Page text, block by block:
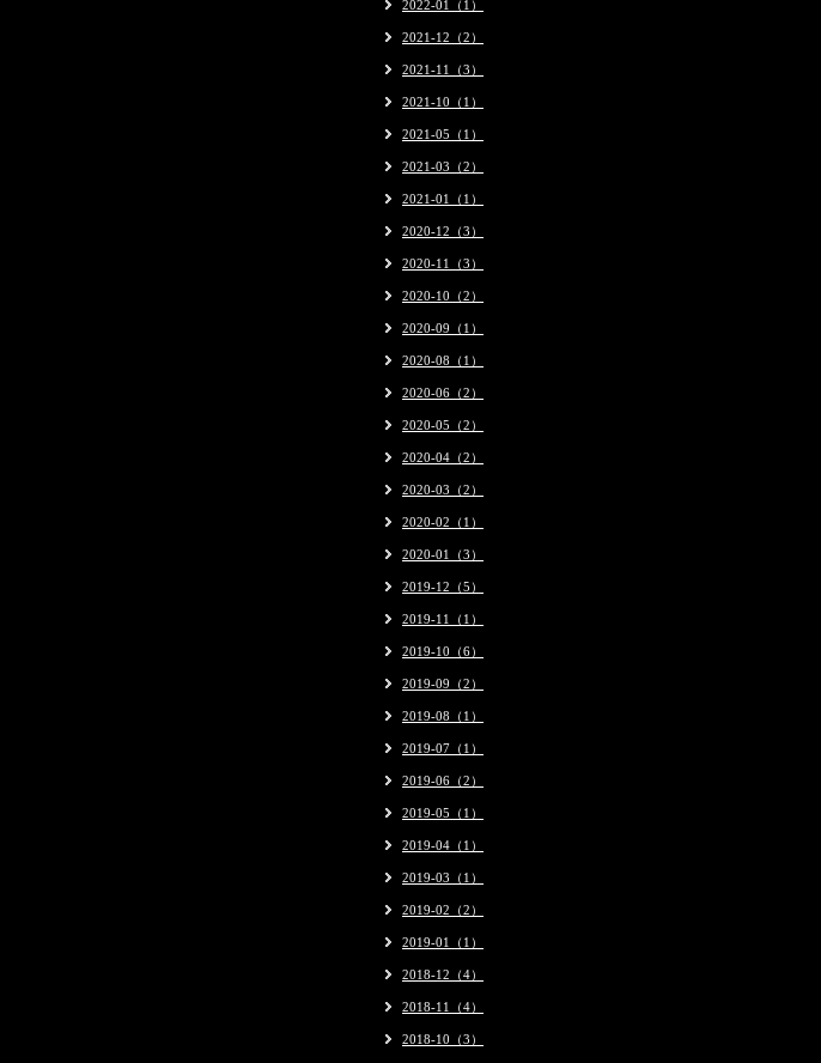
2022-01（1）
2021-12（2）
2021-11（3）
2021-10（1）
2021-05（1）
2021-03（2）
2021-01（1）
2020-12（3）
2020-11（3）
2020-10（2）
2020-09（1）
2020-08（1）
2020-06（2）
2020-05（2）
2020-04（2）
2020-03（2）
2020-02（1）
2020-01（3）
2019-12（5）
2019-11（1）
2019-10（6）
2019-09（2）
2019-08（1）
2019-07（1）
2019-06（2）
2019-05（1）
2019-04（1）
2019-03（1）
2019-02（2）
2019-01（1）
2018-12（4）
2018-11（4）
2018-10（3）